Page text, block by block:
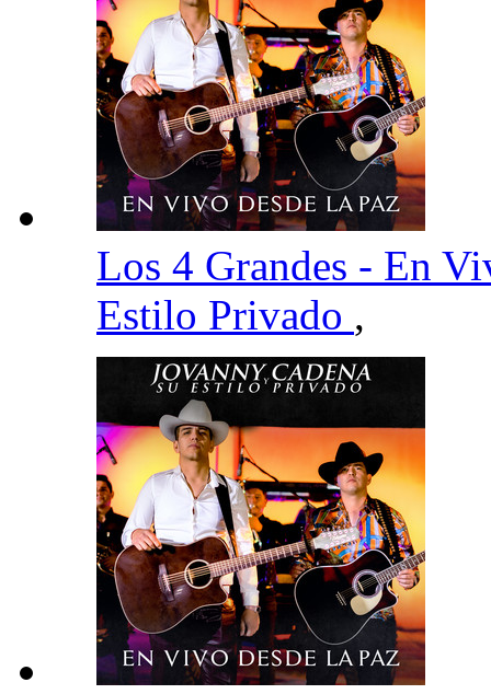
Los 4 Grandes - En
Estilo Privado ,